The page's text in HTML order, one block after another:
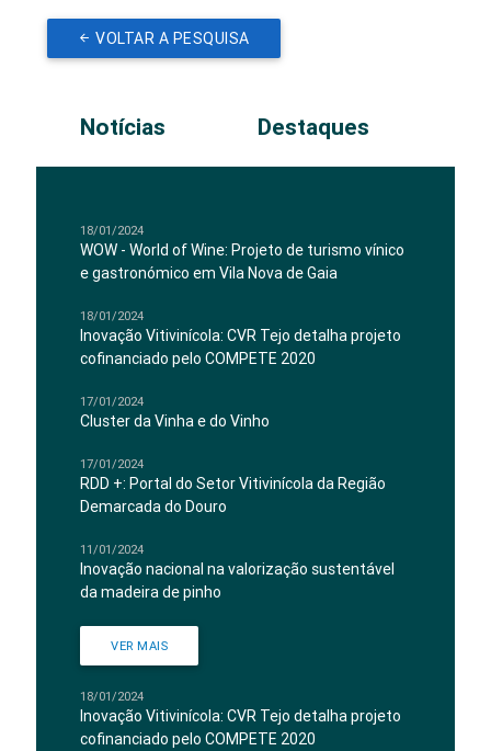
VOLTAR A PESQUISA
Notícias Destaques
18/01/2024
WOW - World of Wine: Projeto de turismo vínico
e gastronómico em Vila Nova de Gaia
18/01/2024
Inovação Vitivinícola: CVR Tejo detalha projeto
cofinanciado pelo COMPETE 2020
17/01/2024
Cluster da Vinha e do Vinho
17/01/2024
RDD +: Portal do Setor Vitivinícola da Região
Demarcada do Douro
11/01/2024
Inovação nacional na valorização sustentável
da madeira de pinho
VER MAIS
18/01/2024
Inovação Vitivinícola: CVR Tejo detalha projeto
cofinanciado pelo COMPETE 2020